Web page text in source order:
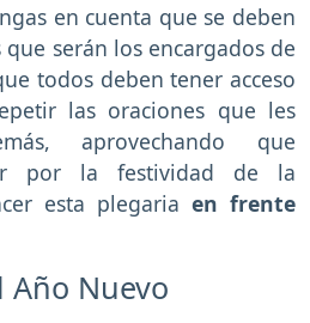
en cuenta que se deben
serán los encargados de
todos deben tener acceso
las oraciones que les
aprovechando que
por la festividad de la
esta plegaria en frente
Año Nuevo